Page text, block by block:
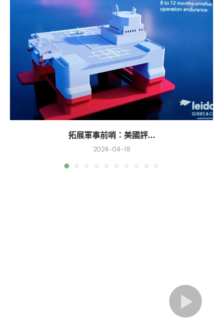
拓展軍事前哨：美國評...
2024-04-18